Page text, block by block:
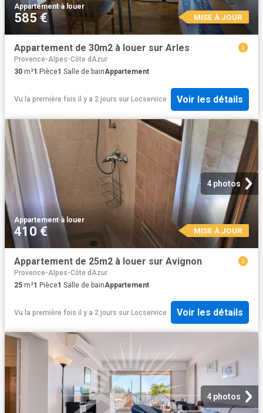
Appartement·à louer
585 € MISE À JOUR
Appartement de 30m2 à louer sur Arles
Provence-Alpes-Côte dAzur
30 m²1 Pièce1 Salle de bainAppartement
Vu la première fois il y a 2 jours sur Locservice Voir les détails
4 photos
Appartement·à louer
410 € MISE À JOUR
Appartement de 25m2 à louer sur Avignon
Provence-Alpes-Côte dAzur
25 m²1 Pièce1 Salle de bainAppartement
Vu la première fois il y a 2 jours sur Locservice Voir les détails
4 photos